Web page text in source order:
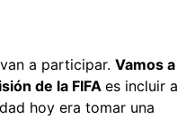
a participar. Vamos a
de la FIFA es incluir a
hoy era tomar una